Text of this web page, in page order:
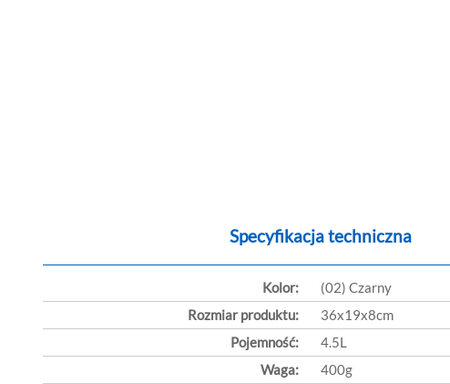
Specyfikacja techniczna
Kolor:
(02) Czarny
Rozmiar produktu:
36x19x8cm
Pojemność:
4.5L
Waga:
400g